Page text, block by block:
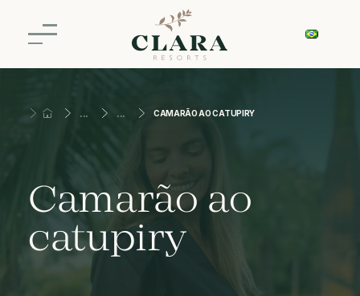
CAMARÃO AO CATUPIRY
Camarão ao
catupiry